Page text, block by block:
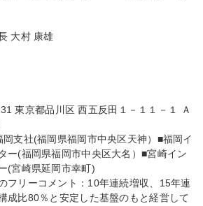
大村 康雄
東京都品川区 西五反田１－１１－１ Ａ
支社(福岡県福岡市中央区天神）■福岡イ
ー(福岡県福岡市中央区大名）■宮崎イン
(宮崎県延岡市幸町)
フリーコメント：10年連続増収、15年連
成比80％と安定した基盤のもと経営して